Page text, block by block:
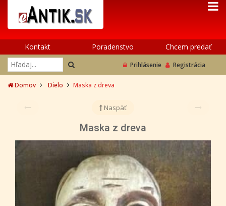
Kontakt Poradenstvo Chcem predať
Prihlásenie Registrácia
Domov Dielo Maska z dreva
Naspäť
Maska z dreva